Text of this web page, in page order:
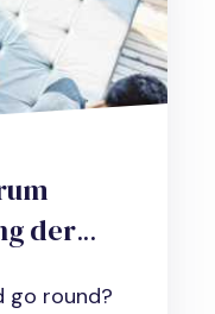
der
go round?